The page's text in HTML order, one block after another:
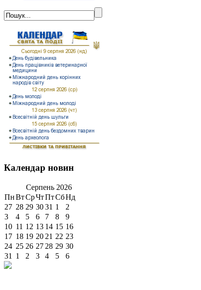
Календар новин
Серпень 2026
ПнВтСрЧтПтСбНд
27 28 29 3031 1
2
3
4 5 6 7 8
9
10 11 12 13 14 15 16
17 18 19 20 21 22 23
24 25 26 27 28 29 30
31
1 2 3 4 5 6